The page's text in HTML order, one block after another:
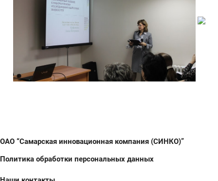
ОАО “Самарская инновационная компания (СИНКО)”
Политика обработки персональных данных